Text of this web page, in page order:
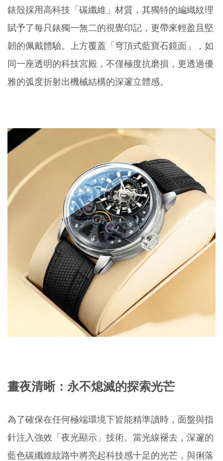
錶殼採用高科技「碳纖維」材質，其獨特的編織紋理
賦予了每只錶獨一無二的視覺印記，更帶來輕盈且堅
韌的佩戴體驗。上方覆蓋「穹頂式藍寶石鏡面」，如
同一座透明的科技宮殿，不僅極度抗磨損，更透過優
雅的弧度折射出機械結構的深邃立體感。
晝夜清晰：永不熄滅的探索光芒
為了確保在任何極端環境下皆能精準讀時，面盤與指
針注入強效「夜光顯示」技術。當光線褪去，深邃的
藍色碳纖維紋路中將亮起科技感十足的光芒，與俐落